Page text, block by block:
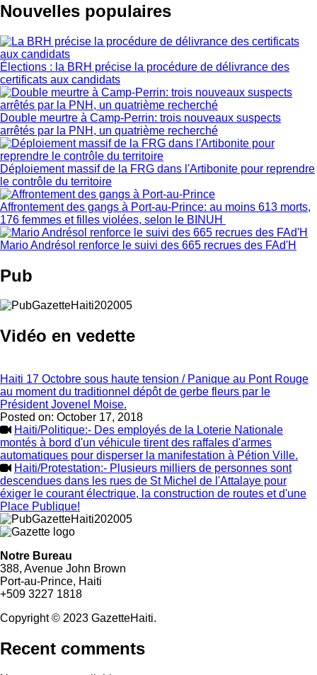
Nouvelles populaires
Élections : la BRH précise la procédure de délivrance des
certificats aux candidats
Double meurtre à Camp-Perrin: trois nouveaux suspects
arrêtés par la PNH, un quatrième recherché
Déploiement massif de la FRG dans l'Artibonite pour reprendre
le contrôle du territoire
Affrontement des gangs à Port-au-Prince: au moins 613 morts,
176 femmes et filles violées, selon le BINUH
Mario Andrésol renforce le suivi des 665 recrues des FAd'H
Pub
Vidéo en vedette
Haiti 17 Octobre sous haute tension / Panique au Pont Rouge
au moment du traditionnel dépôt de gerbe fleurs par le
Président Jovenel Moise.
Posted on: October 17, 2018
Haiti/Politique:- Des employés de la Loterie Nationale
montés à bord d'un véhicule tirent des raffales d'armes
automatiques pour disperser la manifestation à Pétion Ville.
Haiti/Protestation:- Plusieurs milliers de personnes sont
descendues dans les rues de St Michel de l'Attalaye pour
éxiger le courant électrique, la construction de routes et d'une
Place Publique!
Notre Bureau
388, Avenue John Brown
Port-au-Prince, Haiti
+509 3227 1818
Copyright © 2023 GazetteHaiti.
Recent comments